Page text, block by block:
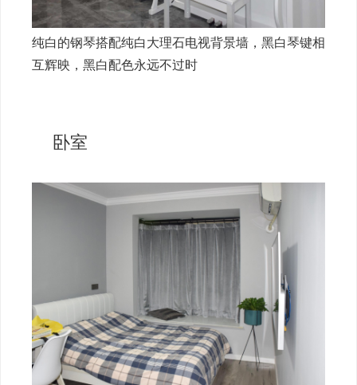
纯白的钢琴搭配纯白大理石电视背景墙，黑白琴键相
互辉映，黑白配色永远不过时
卧室